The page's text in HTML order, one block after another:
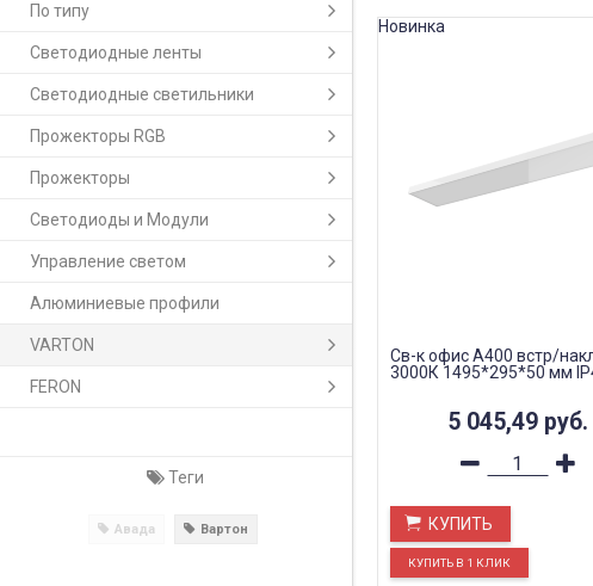
По типу
Светодиодные ленты
Светодиодные светильники
Прожекторы RGB
Прожекторы
Светодиоды и Модули
Управление светом
Алюминиевые профили
VARTON
FERON
Теги
Авада Вартон
Св-к офис A400 встр/
3000К 1495*295*50 мм
5 045,49 руб.
КУПИТЬ
Новинка